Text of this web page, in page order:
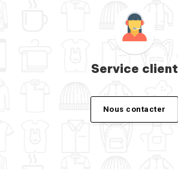
Service client
Nous contacter